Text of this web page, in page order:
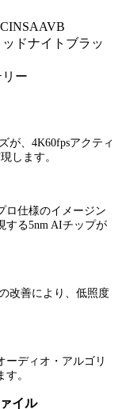
ッドナイトブラッ
リー
が、4K60fpsアクティ
します。
ロ仕様のイメージン
する5nm AIチップが
改善により、低照度
ーディオ・アルゴリ
。
イル